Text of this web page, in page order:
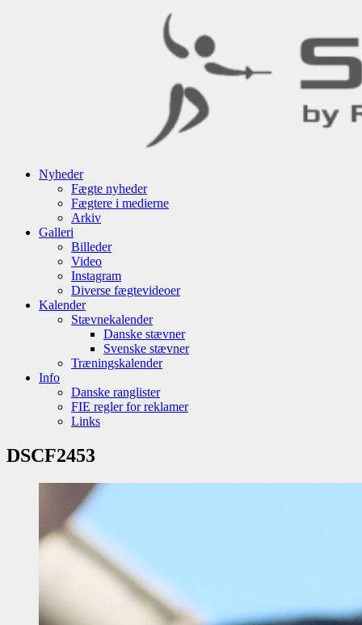
Nyheder
Fægte nyheder
Fægtere i medierne
Arkiv
Galleri
Billeder
Video
Instagram
Diverse fægtevideoer
Kalender
Stævnekalender
Danske stævner
Svenske stævner
Træningskalender
Info
Danske ranglister
FIE regler for reklamer
Links
DSCF2453